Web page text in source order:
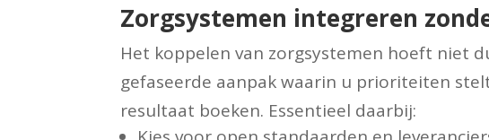
Zorgsystemen integreren
Het koppelen van zorgsystemen hoeft niet
gefaseerde aanpak waarin u prioriteiten
resultaat boeken. Essentieel daarbij: